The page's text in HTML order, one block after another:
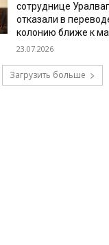
сотруднице
отказали в
колонию ближе к
23.07.2026
Загрузить больше